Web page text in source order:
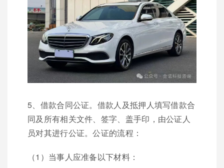
5、借款合同公证。借款人及抵押人填写借款合
同及所有相关文件、签字、盖手印，由公证人
员对其进行公证。公证的流程：
（1）当事人应准备以下材料：